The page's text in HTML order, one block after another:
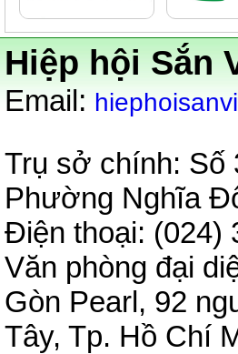
Hiệp hội Sắn
Email:
Trụ sở chính: Số
Phường Nghĩa
Điện thoại:
Văn phòng đại
Gòn Pearl, 92
Tây, Tp. Hồ Chí